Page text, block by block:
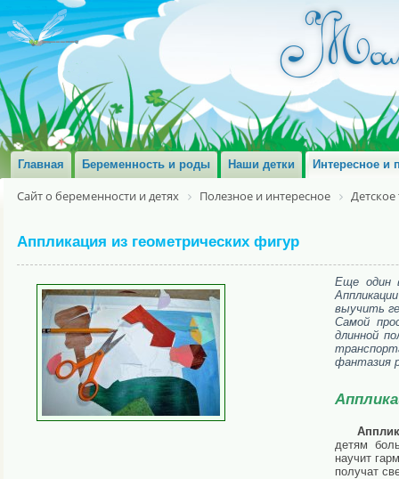
Главная Беременность и роды Наши детки Интересное и
Сайт о беременности и детях Полезное и интересное Детское
Аппликация из геометрических фигур
Еще один
выучить
Самой
длинной
фантазия
детям
научит
получат